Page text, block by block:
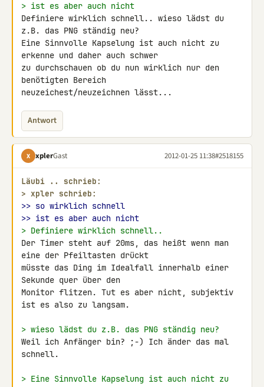
> ist es aber auch nicht
Definiere wirklich schnell.. wieso lädst du
z.B. das PNG ständig neu?
Eine Sinnvolle Kapselung ist auch nicht zu
erkenne und daher auch schwer
zu durchschauen ob du nun wirklich nur den
benötigten Bereich
neuzeichest/neuzeichnen lässt...
Antwort
X xplerGast 2012-01-25 11:38#2518155
Läubi .. schrieb:
> xpler schrieb:
>> so wirklich schnell
>> ist es aber auch nicht
> Definiere wirklich schnell..
Der Timer steht auf 20ms, das heißt wenn man
eine der Pfeiltasten drückt
müsste das Ding im Idealfall innerhalb einer
Sekunde quer über den
Monitor flitzen. Tut es aber nicht, subjektiv
ist es also zu langsam.
> wieso lädst du z.B. das PNG ständig neu?
Weil ich Anfänger bin? ;-) Ich änder das mal
schnell.
> Eine Sinnvolle Kapselung ist auch nicht zu